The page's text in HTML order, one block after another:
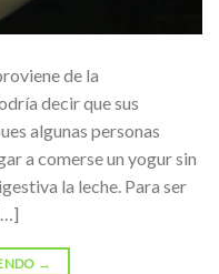
de la
decir que sus
algunas personas
a comerse un yogur sin
la leche. Para ser
→